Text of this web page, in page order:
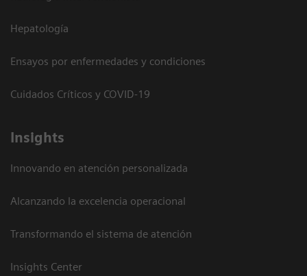
Hepatología
Ensayos por enfermedades y condiciones
Cuidados Críticos y COVID-19
Insights
Innovando en atención personalizada
Alcanzando la excelencia operacional
Transformando el sistema de atención
Insights Center